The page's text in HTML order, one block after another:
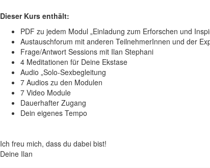
Dieser Kurs enthält:
PDF zu jedem Modul „Einladung zum Erforschen und
Austauschforum mit anderen TeilnehmerInnen und der
Frage/Antwort Sessions mit Ilan Stephani
4 Meditationen für Deine Ekstase
Audio „Solo-Sexbegleitung
7 Audios zu den Modulen
7 Video Module
Dauerhafter Zugang
Dein eigenes Tempo
Ich freu mich, dass du dabei bist!
Deine Ilan